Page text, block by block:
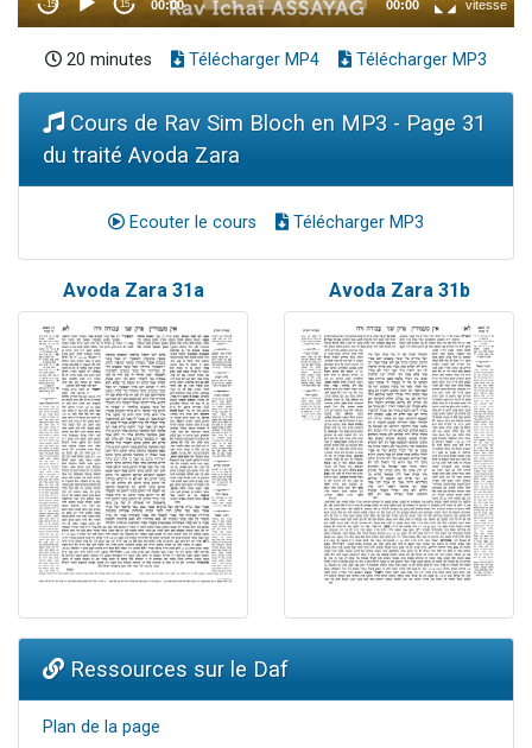
20 minutes Télécharger MP4 Télécharger MP3
Cours de Rav Sim Bloch en MP3 - Page 31
du traité Avoda Zara
Ecouter le cours Télécharger MP3
Avoda Zara 31a Avoda Zara 31b
Ressources sur le Daf
Plan de la page